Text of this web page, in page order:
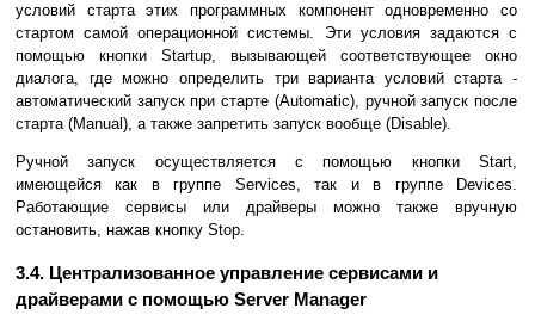
условий старта этих программных компонент одновременно со
стартом самой операционной системы. Эти условия задаются с
помощью кнопки Startup, вызывающей соответствующее окно
диалога, где можно определить три варианта условий старта -
автоматический запуск при старте (Automatic), ручной запуск после
старта (Manual), а также запретить запуск вообще (Disable).
Ручной запуск осуществляется с помощью кнопки Start,
имеющейся как в группе Services, так и в группе Devices.
Работающие сервисы или драйверы можно также вручную
остановить, нажав кнопку Stop.
3.4. Централизованное управление сервисами и
драйверами с помощью Server Manager